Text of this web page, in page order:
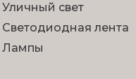
Уличный свет
Светодиодная лента
Лампы